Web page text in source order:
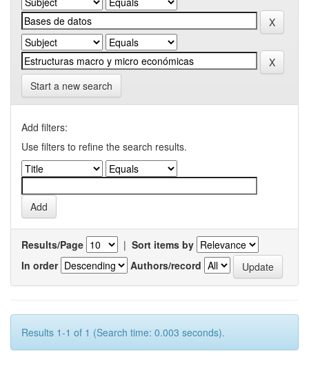
Start a new search
Add filters:
Use filters to refine the search results.
Results/Page | Sort items by
In order
Authors/record
Results 1-1 of 1 (Search time: 0.003 seconds).